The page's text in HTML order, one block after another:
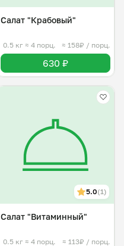
Салат "Крабовый"
0.5 кг ≈ 4 порц. ≈ 158₽ / порц.
630 ₽
5.0(1)
Салат "Витаминный"
0.5 кг ≈ 4 порц. ≈ 113₽ / порц.